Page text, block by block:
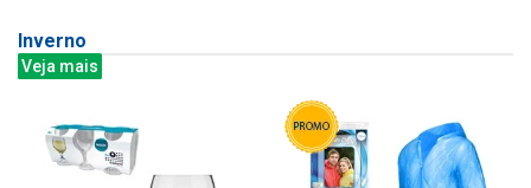
Inverno
Veja mais